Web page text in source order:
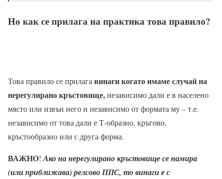
Но как се прилага на практика това правило?
Това правило се прилага винаги когато имаме случай на
нерегулирано кръстовище,независимо дали е в населено
място или извън него и независимо от формата му – т.е.
независимо от това дали е Т-образно, кръгово,
кръстообразно или с друга форма.
ВАЖНО! Ако на нерегулирано кръстовище се намира
(или приближава) релсово ППС, то винаги е с